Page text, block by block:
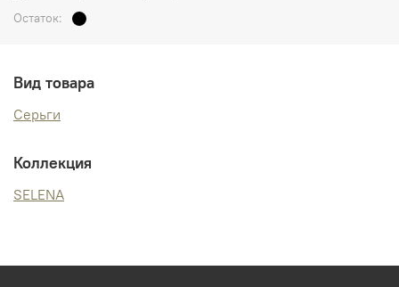
Остаток:
Вид товара
Серьги
Коллекция
SELENA